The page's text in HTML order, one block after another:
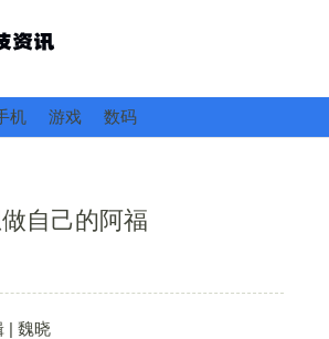
机 游戏 数码
自己的阿福
魏晓